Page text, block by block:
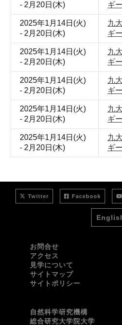
- 2月20日(木)
ギ
2025年1月14日(火)
- 2月20日(木)
九
ギ
2025年1月14日(火)
- 2月20日(木)
九
ギ
2025年1月14日(火)
- 2月20日(木)
九
ギ
2025年1月14日(火)
- 2月20日(木)
九
ギ
2025年1月14日(火)
- 2月20日(木)
九
ギ
Twitter Facebook
お問合せ
アクセス
見学について
サイトマップ
サイトポリシー
自然科学研究機構
総合研究大学院大学